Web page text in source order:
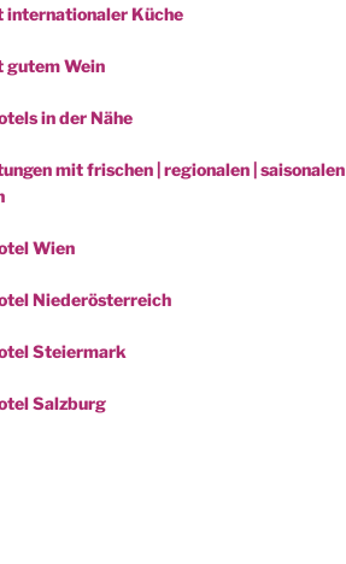
internationaler Küche
gutem Wein
in der Nähe
mit frischen | regionalen | saisonalen
Wien
Niederösterreich
Steiermark
Salzburg